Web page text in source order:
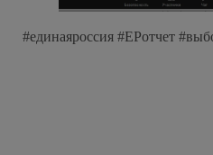
#единаяроссия #ЕРотчет